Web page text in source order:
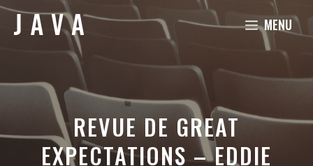
Aller
MENU
REVUE DE GREAT
EXPECTATIONS – EDDIE